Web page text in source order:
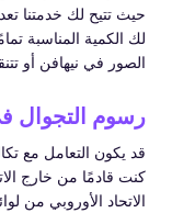
حيث تتيح لك خدمتنا
لك الكمية المناسبة
الصور في نيهافن أو
رسوم التجوال
قد يكون التعامل مع
كنت قادمًا من خارج
الاتحاد الأوروبي من